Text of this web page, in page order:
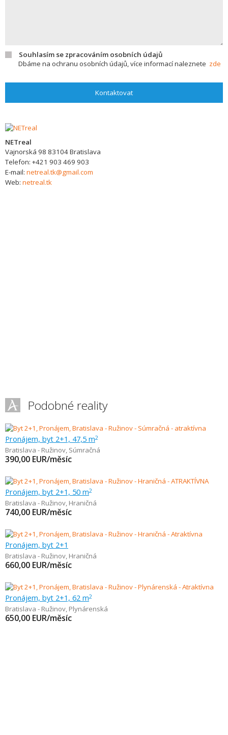
Souhlasím se zpracováním osobních údajů
Dbáme na ochranu osobních údajů, více informací naleznete zde
Kontaktovat
NETreal
Vajnorská 98 83104Bratislava
Telefon: +421 903 469 903
E-mail: netreal.tk@gmail.com
Web: netreal.tk
Podobné reality
Pronájem, byt 2+1, 47,5 m2
Bratislava - Ružinov, Súmračná
390,00 EUR/měsíc
Pronájem, byt 2+1, 50 m2
Bratislava - Ružinov, Hraničná
740,00 EUR/měsíc
Pronájem, byt 2+1
Bratislava - Ružinov, Hraničná
660,00 EUR/měsíc
Pronájem, byt 2+1, 62 m2
Bratislava - Ružinov, Plynárenská
650,00 EUR/měsíc